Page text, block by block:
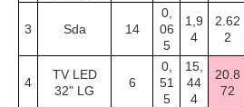
3 Sda 14
0,
06
5
1,9
4
2.62
2
4
TV LED
32" LG
6
0,
51
5
15,
44
4
20.8
72